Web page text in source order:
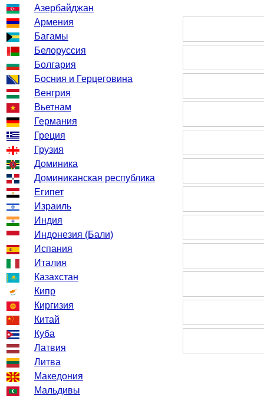
Азербайджан
Армения
Багамы
Белоруссия
Болгария
Босния и Герцеговина
Венгрия
Вьетнам
Германия
Греция
Грузия
Доминика
Доминиканская республика
Египет
Израиль
Индия
Индонезия (Бали)
Испания
Италия
Казахстан
Кипр
Киргизия
Китай
Куба
Латвия
Литва
Македония
Мальдивы